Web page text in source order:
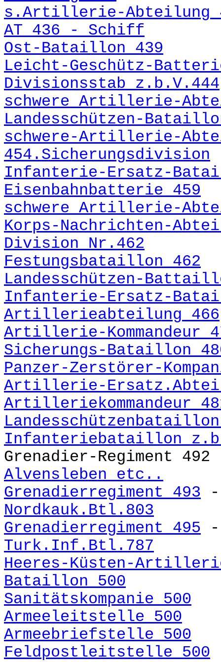
s.Artillerie-Abteilung
AT 436 - Schiff
Ost-Bataillon 439
Leicht-Geschütz-
Divisionsstab z.b.V.444
schwere Artillerie-
Landesschützen-
schwere-Artillerie-
454.Sicherungsdivision
Infanterie-Ersatz-
Eisenbahnbatterie 459
schwere Artillerie-
Korps-Nachrichten-
Division Nr.462
Festungsbataillon 462
Landesschützen-
Infanterie-Ersatz-
Artillerieabteilung 466
Artillerie-Kommandeur
Sicherungs-Bataillon
Panzer-Zerstörer-
Artillerie-
Artilleriekommandeur
Infanteriebataillon
Grenadier-Regiment
Alvensleben etc..
Grenadierregiment 493 -
Nordkauk.Btl.803
Grenadierregiment 495 -
Turk.Inf.Btl.787
Heeres-Küsten-
Bataillon 500
Sanitätskompanie 500
Armeeleitstelle 500
Armeebriefstelle 500
Feldpostleitstelle 500